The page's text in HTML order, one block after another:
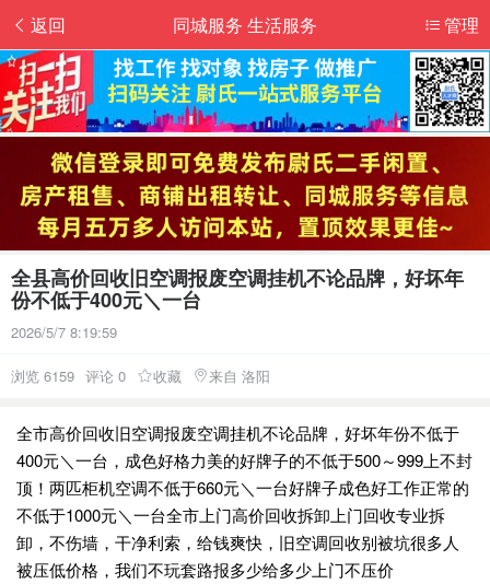
返回 管理
同城服务 生活服务
全县高价回收旧空调报废空调挂机不论品牌，好坏年
份不低于400元＼一台
2026/5/7 8:19:59
浏览 6159 评论 0 收藏 来自 洛阳
全市高价回收旧空调报废空调挂机不论品牌，好坏年份不低于
400元＼一台，成色好格力美的好牌子的不低于500～999上不封
顶！两匹柜机空调不低于660元＼一台好牌子成色好工作正常的
不低于1000元＼一台全市上门高价回收拆卸上门回收专业拆
卸，不伤墙，干净利索，给钱爽快，旧空调回收别被坑很多人
被压低价格，我们不玩套路报多少给多少上门不压价